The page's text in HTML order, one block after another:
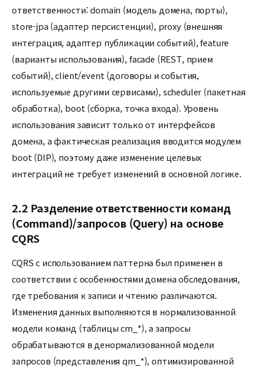
ответственности: domain (модель домена, порты),
store-jpa (адаптер персистенции), proxy (внешняя
интеграция, адаптер публикации событий), feature
(варианты использования), facade (REST, прием
событий), client/event (договоры и события,
используемые другими сервисами), scheduler (пакетная
обработка), boot (сборка, точка входа). Уровень
использования зависит только от интерфейсов
домена, а фактическая реализация вводится модулем
boot (DIP), поэтому даже изменение целевых
интеграций не требует изменений в основной логике.
2.2 Разделение ответственности команд
(Command)/запросов (Query) на основе
CQRS
CQRS с использованием паттерна был применен в
соответствии с особенностями домена обследования,
где требования к записи и чтению различаются.
Изменения данных выполняются в нормализованной
модели команд (таблицы cm_*), а запросы
обрабатываются в денормализованной модели
запросов (представления qm_*), оптимизированной